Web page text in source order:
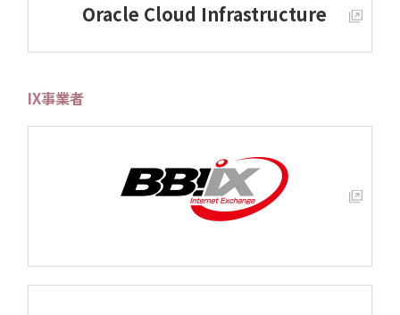
Oracle Cloud Infrastructure
IX事業者